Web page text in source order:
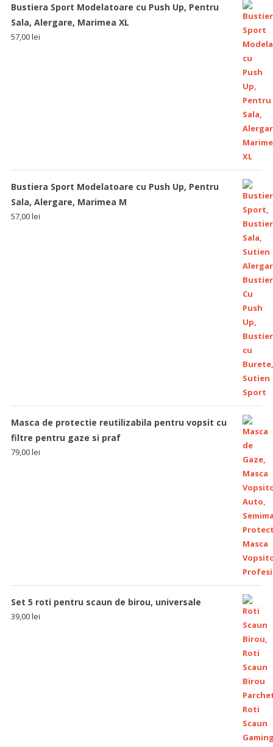
Bustiera Sport Modelatoare cu Push Up, Pentru
Sala, Alergare, Marimea XL
57,00lei
Bustiera Sport Modelatoare cu Push Up, Pentru
Sala, Alergare, Marimea M
57,00lei
Masca de protectie reutilizabila pentru vopsit cu
filtre pentru gaze si praf
79,00lei
Set 5 roti pentru scaun de birou, universale
39,00lei